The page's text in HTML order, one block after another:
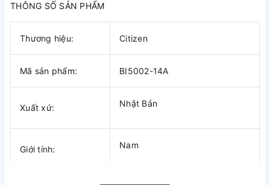
THÔNG SỐ SẢN PHẨM
Thương hiệu: Citizen
Mã sản phẩm: BI5002-14A
Xuất xứ: Nhật Bản
Giới tính: Nam